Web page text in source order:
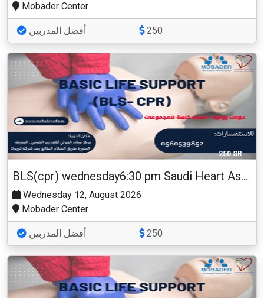
Mobader Center
أفضل المدربين 250
250 SR
BLS(cpr) wednesday6:30 pm Saudi Heart Association
Wednesday 12, August 2026
Mobader Center
أفضل المدربين 250